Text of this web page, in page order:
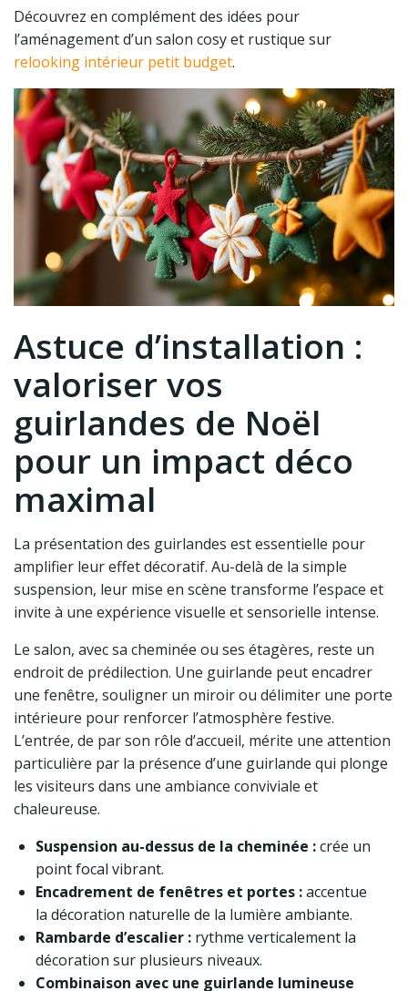
Découvrez en complément des idées pour
l’aménagement d’un salon cosy et rustique sur
relooking intérieur petit budget.
Astuce d’installation :
valoriser vos
guirlandes de Noël
pour un impact déco
maximal
La présentation des guirlandes est essentielle pour
amplifier leur effet décoratif. Au-delà de la simple
suspension, leur mise en scène transforme l’espace et
invite à une expérience visuelle et sensorielle intense.
Le salon, avec sa cheminée ou ses étagères, reste un
endroit de prédilection. Une guirlande peut encadrer
une fenêtre, souligner un miroir ou délimiter une porte
intérieure pour renforcer l’atmosphère festive.
L’entrée, de par son rôle d’accueil, mérite une attention
particulière par la présence d’une guirlande qui plonge
les visiteurs dans une ambiance conviviale et
chaleureuse.
Suspension au-dessus de la cheminée :crée un
point focal vibrant.
Encadrement de fenêtres et portes :accentue
la décoration naturelle de la lumière ambiante.
Rambarde d’escalier : rythme verticalement la
décoration sur plusieurs niveaux.
Combinaison avec une guirlande lumineuse